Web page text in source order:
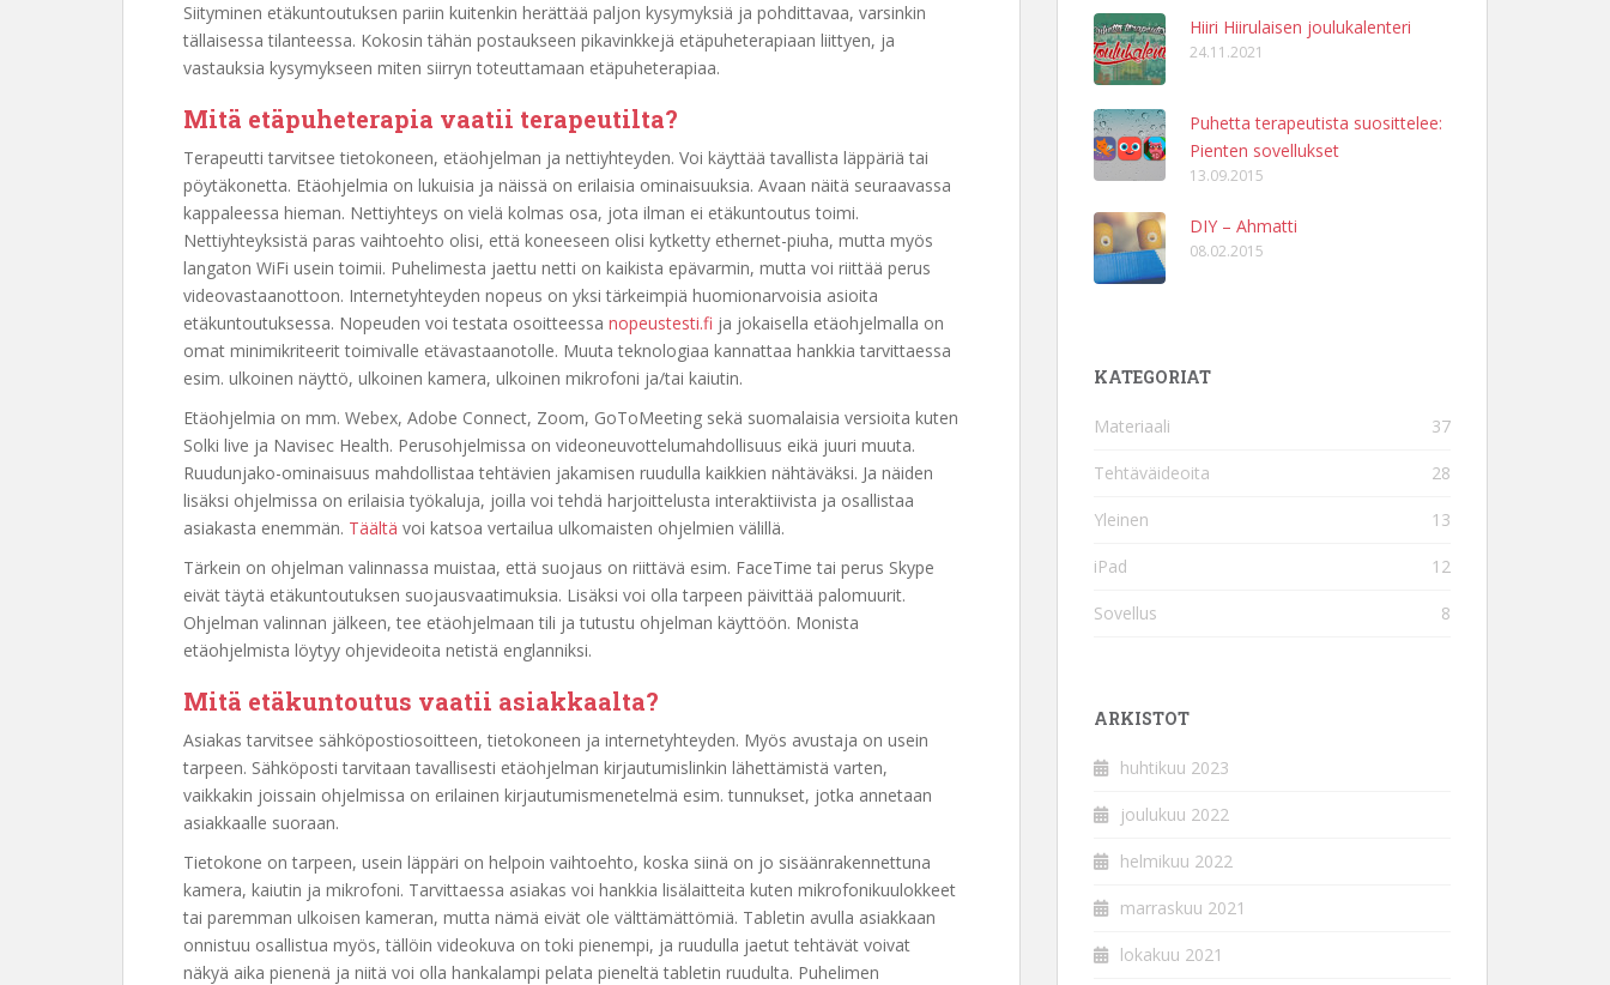
Siityminen etäkuntoutuksen pariin kuitenkin herättää paljon kysymyksiä ja pohdittavaa, varsinkin
tällaisessa tilanteessa. Kokosin tähän postaukseen pikavinkkejä etäpuheterapiaan liittyen, ja
vastauksia kysymykseen miten siirryn toteuttamaan etäpuheterapiaa.
Mitä etäpuheterapia vaatii terapeutilta?
Terapeutti tarvitsee tietokoneen, etäohjelman ja nettiyhteyden. Voi käyttää tavallista läppäriä tai
pöytäkonetta. Etäohjelmia on lukuisia ja näissä on erilaisia ominaisuuksia. Avaan näitä seuraavassa
kappaleessa hieman. Nettiyhteys on vielä kolmas osa, jota ilman ei etäkuntoutus toimi.
Nettiyhteyksistä paras vaihtoehto olisi, että koneeseen olisi kytketty ethernet-piuha, mutta myös
langaton WiFi usein toimii. Puhelimesta jaettu netti on kaikista epävarmin, mutta voi riittää perus
videovastaanottoon. Internetyhteyden nopeus on yksi tärkeimpiä huomionarvoisia asioita
etäkuntoutuksessa. Nopeuden voi testata osoitteessa nopeustesti.fi ja jokaisella etäohjelmalla on
omat minimikriteerit toimivalle etävastaanotolle. Muuta teknologiaa kannattaa hankkia tarvittaessa
esim. ulkoinen näyttö, ulkoinen kamera, ulkoinen mikrofoni ja/tai kaiutin.
Etäohjelmia on mm. Webex, Adobe Connect, Zoom, GoToMeeting sekä suomalaisia versioita kuten
Solki live ja Navisec Health. Perusohjelmissa on videoneuvottelumahdollisuus eikä juuri muuta.
Ruudunjako-ominaisuus mahdollistaa tehtävien jakamisen ruudulla kaikkien nähtäväksi. Ja näiden
lisäksi ohjelmissa on erilaisia työkaluja, joilla voi tehdä harjoittelusta interaktiivista ja osallistaa
asiakasta enemmän. Täältä voi katsoa vertailua ulkomaisten ohjelmien välillä.
Tärkein on ohjelman valinnassa muistaa, että suojaus on riittävä esim. FaceTime tai perus Skype
eivät täytä etäkuntoutuksen suojausvaatimuksia. Lisäksi voi olla tarpeen päivittää palomuurit.
Ohjelman valinnan jälkeen, tee etäohjelmaan tili ja tutustu ohjelman käyttöön. Monista
etäohjelmista löytyy ohjevideoita netistä englanniksi.
Mitä etäkuntoutus vaatii asiakkaalta?
Asiakas tarvitsee sähköpostiosoitteen, tietokoneen ja internetyhteyden. Myös avustaja on usein
tarpeen. Sähköposti tarvitaan tavallisesti etäohjelman kirjautumislinkin lähettämistä varten,
vaikkakin joissain ohjelmissa on erilainen kirjautumismenetelmä esim. tunnukset, jotka annetaan
asiakkaalle suoraan.
Tietokone on tarpeen, usein läppäri on helpoin vaihtoehto, koska siinä on jo sisäänrakennettuna
kamera, kaiutin ja mikrofoni. Tarvittaessa asiakas voi hankkia lisälaitteita kuten mikrofonikuulokkeet
tai paremman ulkoisen kameran, mutta nämä eivät ole välttämättömiä. Tabletin avulla asiakkaan
onnistuu osallistua myös, tällöin videokuva on toki pienempi, ja ruudulla jaetut tehtävät voivat
näkyä aika pienenä ja niitä voi olla hankalampi pelata pieneltä tabletin ruudulta. Puhelimen
Hiiri Hiirulaisen joulukalenteri
24.11.2021
Puhetta terapeutista suosittelee:
Pienten sovellukset
13.09.2015
DIY – Ahmatti
08.02.2015
KATEGORIAT
Materiaali 37
Tehtäväideoita 28
Yleinen 13
iPad 12
Sovellus 8
ARKISTOT
huhtikuu 2023
joulukuu 2022
helmikuu 2022
marraskuu 2021
lokakuu 2021